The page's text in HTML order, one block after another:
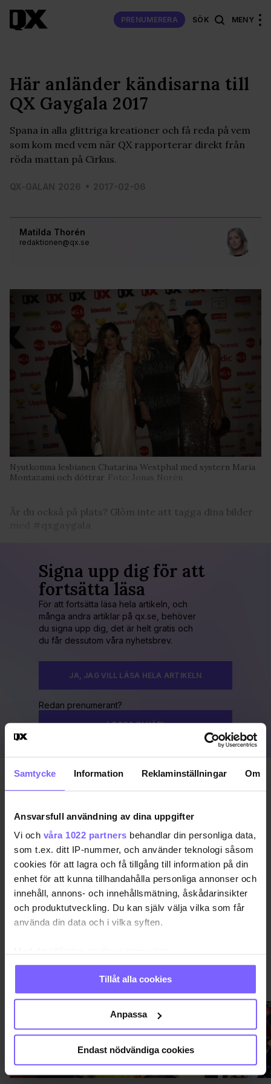
Samtycke Information Reklaminställningar Om
Ansvarsfull användning av dina uppgifter
Vi och våra 1022 partners behandlar din personliga data,
som t.ex. ditt IP-nummer, och använder teknologi såsom
cookies för att lagra och få tillgång till information på din
enhet för att kunna tillhandahålla personliga annonser och
innehåll, annons- och innehållsmätning, åskådarinsikter
och produktutveckling. Du kan själv välja vilka som får
använda din data och i vilka syften.
Samla in information om din geografiska plats
som kan ha en noggrannhet på upp till flera meter
Identifiera din enhet genom att aktivt skanna den
för specifika kännetecken (fingeravtryck)
Ta reda på mer om hur dina personliga uppgifter
Du kan ändra eller dra tillbaka ditt samtycke när som
helst från cookie-förklaringen.
Tillåt alla cookies
Anpassa
Endast nödvändiga cookies
PRENUMERERA SÖK MENY
Matilda Thorén
redaktionen@qx.se
Här anländer kändisarna till
QX Gaygala 2017
Spana in alla glittriga kreationer och få reda på vem
som kom med vem när QX rapporterar direkt från
röda mattan på Cirkus.
QX-GALAN 2026 2017-02-06
Nyutkomna lesbianen Chatarina Westphal med systern Maria
Montazami och döttrar Foto: Jonas Norén
Är du också på plats? Glöm inte att tagga dina bilder
Signa upp dig för att
fortsätta läsa
För att fortsätta läsa hela artikeln, och
många andra artiklar på qx.se, behöver
du signa upp dig, det är helt gratis och
du får dessutom våra nyhetsbrev.
JA, JAG VILL LÄSA HELA ARTIKELN
Redan prenumerant?
LOGGA IN HÄR!
QX GAYGALA 2017 RÖDA MATTAN VIMMEL
DELA DEN HÄR ARTIKELN
VISA MER QX-GALAN 2026